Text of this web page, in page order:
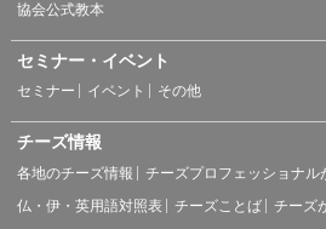
協会公式教本
セミナー・イベント
セミナー イベント その他
チーズ情報
各地のチーズ情報 チーズプロフェッショナル
仏・伊・英用語対照表
チーズことば チーズ